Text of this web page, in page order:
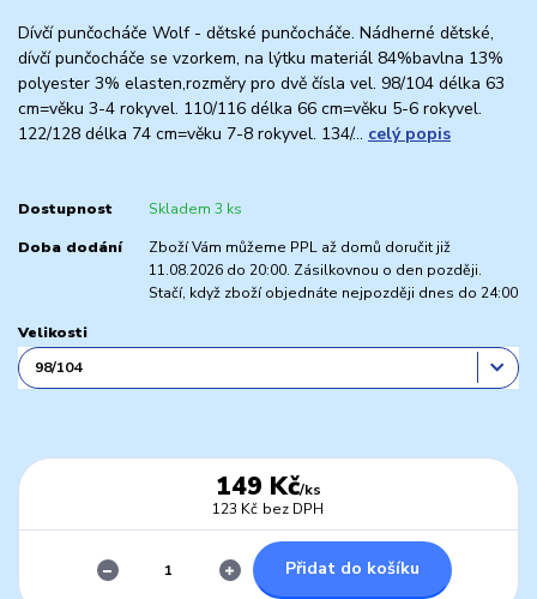
Dívčí punčocháče Wolf - dětské punčocháče. Nádherné dětské,
dívčí punčocháče se vzorkem, na lýtku materiál 84%bavlna 13%
polyester 3% elasten,rozměry pro dvě čísla vel. 98/104 délka 63
cm=věku 3-4 rokyvel. 110/116 délka 66 cm=věku 5-6 rokyvel.
122/128 délka 74 cm=věku 7-8 rokyvel. 134/... celý popis
Dostupnost Skladem 3 ks
Doba dodání
Zboží Vám můžeme PPL až domů doručit již
11.08.2026 do 20:00. Zásilkovnou o den později.
Stačí, když zboží objednáte nejpozději dnes do 24:00
Velikosti
149 Kč/ks
123 Kč bez DPH
Přidat do košíku